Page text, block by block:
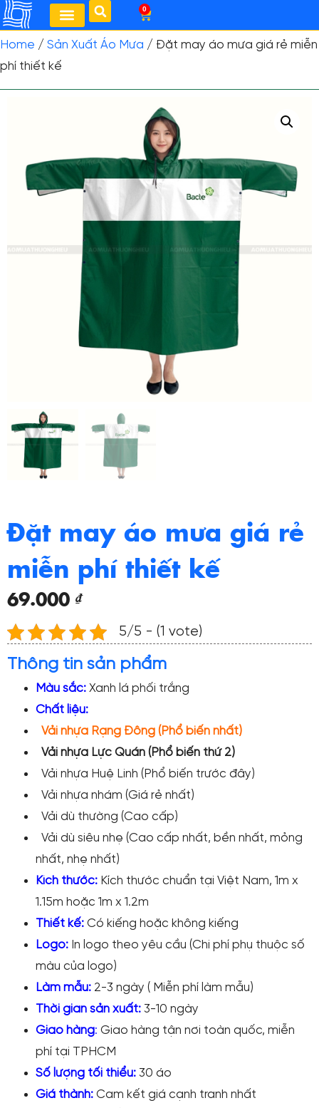
0
Home / Sản Xuất Áo Mưa / Đặt may áo mưa giá rẻ miễn
phí thiết kế
Đặt may áo mưa giá rẻ
miễn phí thiết kế
69.000 ₫
5/5 - (1 vote)
Thông tin sản phẩm
Màu sắc: Xanh lá phối trắng
Chất liệu:
Vải nhựa Rạng Đông (Phổ biến nhất)
Vải nhựa Lực Quán (Phổ biến thứ 2)
Vải nhựa Huệ Linh (Phổ biến trước đây)
Vải nhựa nhám (Giá rẻ nhất)
Vải dù thường (Cao cấp)
Vải dù siêu nhẹ (Cao cấp nhất, bền nhất, mỏng
nhất, nhẹ nhất)
Kích thước: Kích thước chuẩn tại Việt Nam, 1m x
1.15m hoặc 1m x 1.2m
Thiết kế: Có kiếng hoặc không kiếng
Logo: In logo theo yêu cầu (Chi phí phụ thuộc số
màu của logo)
Làm mẫu: 2-3 ngày ( Miễn phí làm mẫu)
Thời gian sản xuất: 3-10 ngày
Giao hàng: Giao hàng tận nơi toàn quốc, miễn
phí tại TPHCM
Số lượng tối thiểu: 30 áo
Giá thành: Cam kết giá cạnh tranh nhất